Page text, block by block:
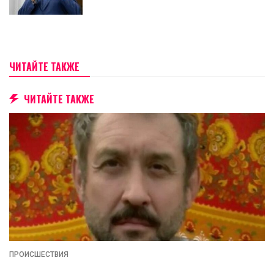
ЧИТАЙТЕ ТАКЖЕ
ЧИТАЙТЕ ТАКЖЕ
ПРОИСШЕСТВИЯ